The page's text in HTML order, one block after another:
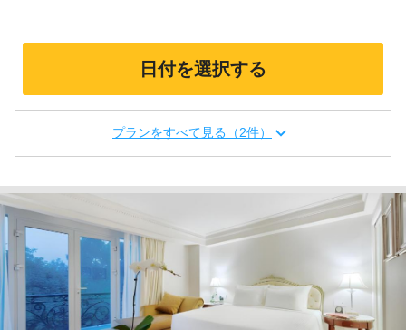
日付を選択する
プランをすべて見る（2件）